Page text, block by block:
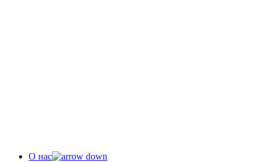
О нас